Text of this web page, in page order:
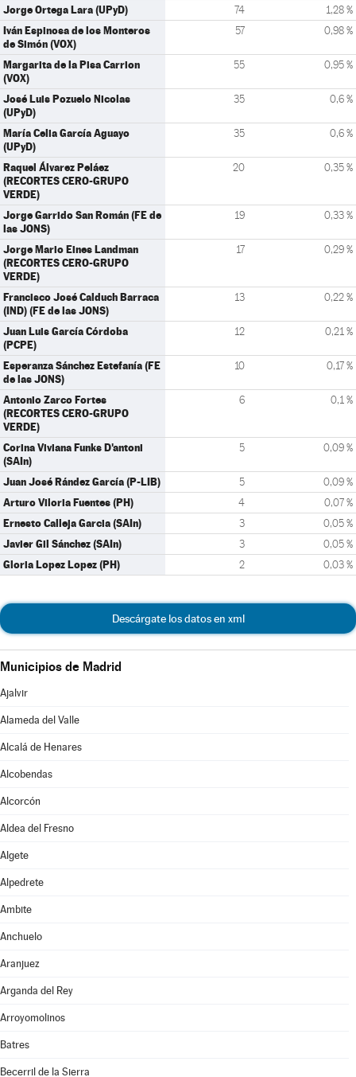
Jorge Ortega Lara (UPyD) 74 1,28 %
Iván Espinosa de los Monteros
de Simón (VOX)
57 0,98 %
Margarita de la Pisa Carrion
(VOX)
55 0,95 %
José Luis Pozuelo Nicolas
(UPyD)
35 0,6 %
María Celia García Aguayo
(UPyD)
35 0,6 %
Raquel Álvarez Peláez
(RECORTES CERO-GRUPO
VERDE)
20 0,35 %
Jorge Garrido San Román (FE de
las JONS)
19 0,33 %
Jorge Mario Eines Landman
(RECORTES CERO-GRUPO
VERDE)
17 0,29 %
Francisco José Calduch Barraca
(IND) (FE de las JONS)
13 0,22 %
Juan Luis García Córdoba
(PCPE)
12 0,21 %
Esperanza Sánchez Estefanía (FE
de las JONS)
10 0,17 %
Antonio Zarco Fortes
(RECORTES CERO-GRUPO
VERDE)
6 0,1 %
Corina Viviana Funks D'antoni
(SAIn)
5 0,09 %
Juan José Rández García (P-LIB) 5 0,09 %
Arturo Viloria Fuentes (PH) 4 0,07 %
Ernesto Calleja Garcia (SAIn) 3 0,05 %
Javier Gil Sánchez (SAIn) 3 0,05 %
Gloria Lopez Lopez (PH) 2 0,03 %
Descárgate los datos en xml
Municipios de Madrid
Ajalvir
Alameda del Valle
Alcalá de Henares
Alcobendas
Alcorcón
Aldea del Fresno
Algete
Alpedrete
Ambite
Anchuelo
Aranjuez
Arganda del Rey
Arroyomolinos
Batres
Becerril de la Sierra